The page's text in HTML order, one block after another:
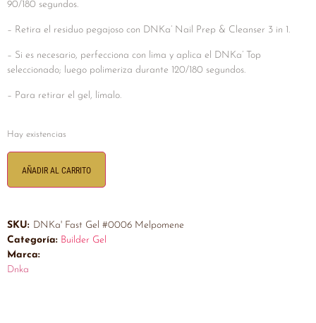
90/180 segundos.
– Retira el residuo pegajoso con DNKa’ Nail Prep & Cleanser 3 in 1.
– Si es necesario, perfecciona con lima y aplica el DNKa’ Top
seleccionado; luego polimeriza durante 120/180 segundos.
– Para retirar el gel, límalo.
Hay existencias
AÑADIR AL CARRITO
SKU: DNKa' Fast Gel #0006 Melpomene
Categoría: Builder Gel
Marca:
Dnka